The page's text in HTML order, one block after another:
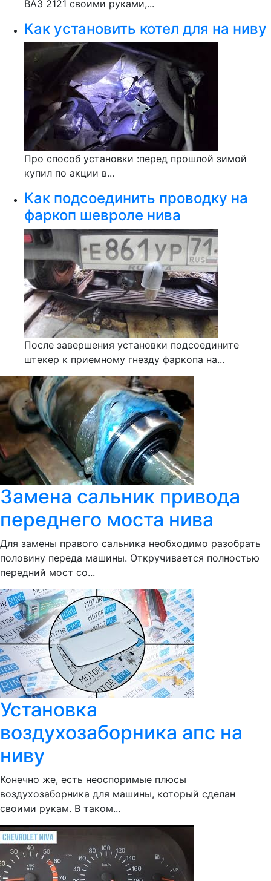
ВАЗ 2121 своими руками,...
Как установить котел для на ниву
Про способ установки :перед прошлой зимой
купил по акции в...
Как подсоединить проводку на
фаркоп шевроле нива
После завершения установки подсоедините
штекер к приемному гнезду фаркопа на...
Замена сальник привода
переднего моста нива
Для замены правого сальника необходимо разобрать
половину переда машины. Откручивается полностью
передний мост со...
Установка
воздухозаборника апс на
ниву
Конечно же, есть неоспоримые плюсы
воздухозаборника для машины, который сделан
своими рукам. В таком...